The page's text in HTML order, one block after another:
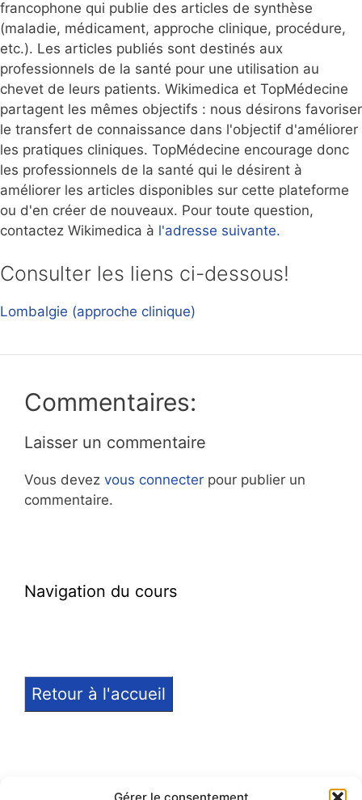
francophone qui publie des articles de synthèse
(maladie, médicament, approche clinique, procédure,
etc.). Les articles publiés sont destinés aux
professionnels de la santé pour une utilisation au
chevet de leurs patients. Wikimedica et TopMédecine
partagent les mêmes objectifs : nous désirons favoriser
le transfert de connaissance dans l'objectif d'améliorer
les pratiques cliniques. TopMédecine encourage donc
les professionnels de la santé qui le désirent à
améliorer les articles disponibles sur cette plateforme
ou d'en créer de nouveaux. Pour toute question,
contactez Wikimedica à l'adresse suivante.
Consulter les liens ci-dessous!
Lombalgie (approche clinique)
Commentaires:
Laisser un commentaire
Vous devez vous connecter pour publier un
commentaire.
Navigation du cours
Retour à l'accueil